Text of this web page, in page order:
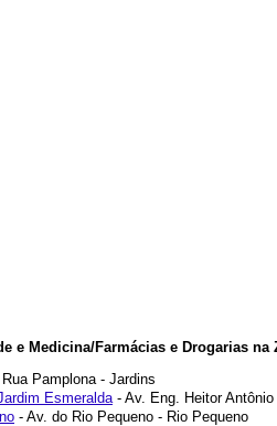
e Medicina/Farmácias e Drogarias na
Pamplona - Jardins
Esmeralda- Av. Eng. Heitor
- Av. do Rio Pequeno - Rio Pequeno